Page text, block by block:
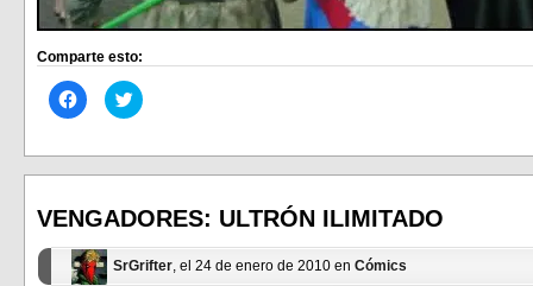
Comparte esto:
Haz
clic
en
(Se
en
una
nueva)
Haz
clic
en
(Se
en
una
nueva)
VENGADORES: ULTRÓN ILIMITADO
SrGrifter, el 24 de enero de 2010 en Cómics